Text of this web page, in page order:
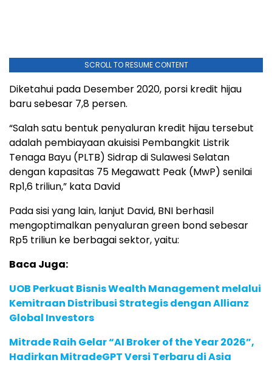
SCROLL TO RESUME CONTENT
Diketahui pada Desember 2020, porsi kredit hijau
baru sebesar 7,8 persen.
“Salah satu bentuk penyaluran kredit hijau tersebut
adalah pembiayaan akuisisi Pembangkit Listrik
Tenaga Bayu (PLTB) Sidrap di Sulawesi Selatan
dengan kapasitas 75 Megawatt Peak (MwP) senilai
Rp1,6 triliun,” kata David
Pada sisi yang lain, lanjut David, BNI berhasil
mengoptimalkan penyaluran green bond sebesar
Rp5 triliun ke berbagai sektor, yaitu:
Baca Juga:
UOB Perkuat Bisnis Wealth Management melalui
Kemitraan Distribusi Strategis dengan Allianz
Global Investors
Mitrade Raih Gelar “AI Broker of the Year 2026”,
Hadirkan MitradeGPT Versi Terbaru di Asia